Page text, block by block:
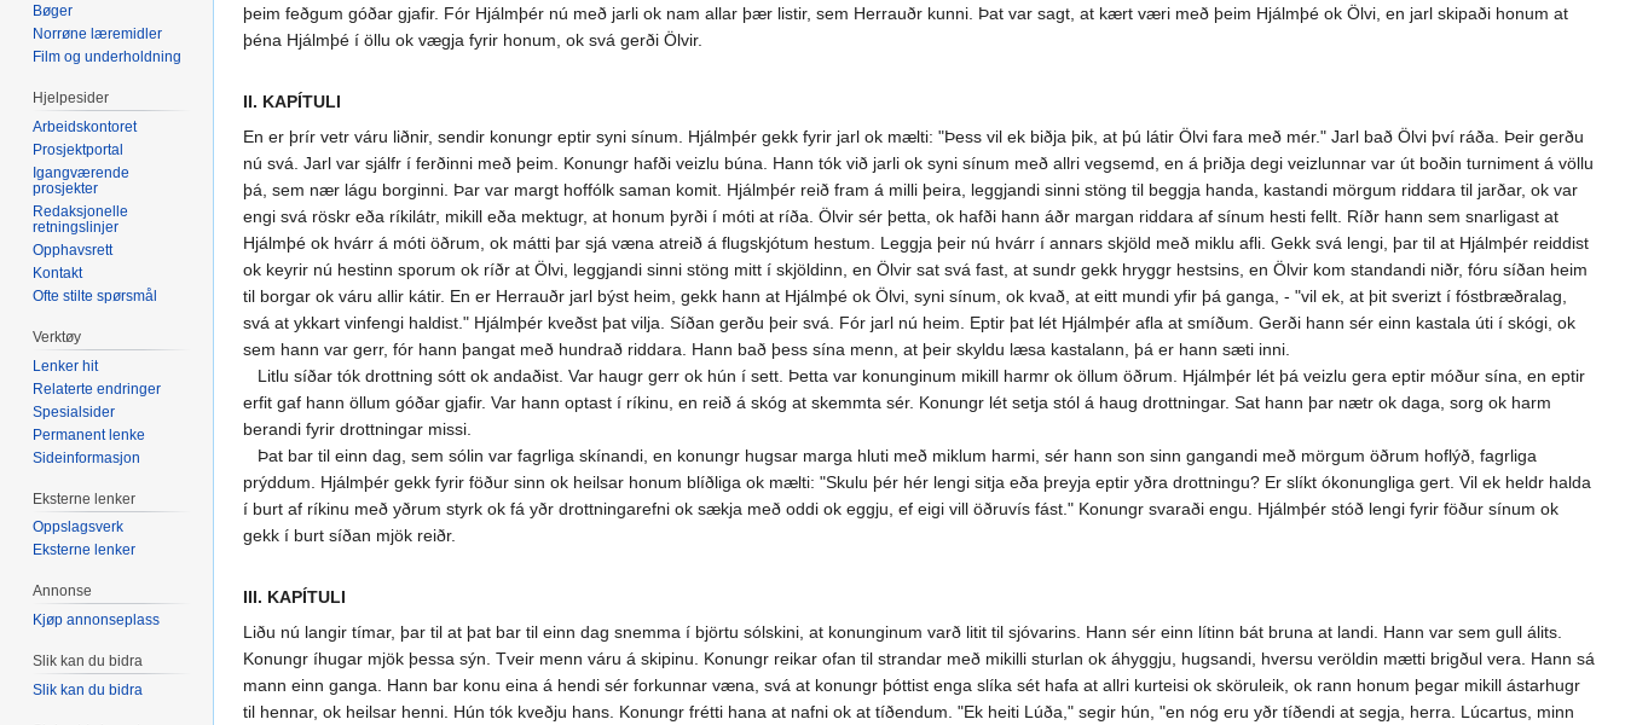
þeim feðgum góðar gjafir. Fór Hjálmþér nú með jarli ok nam allar þær listir, sem Herrauðr kunni. Þat var sagt, at kært væri með þeim Hjálmþé ok Ölvi, en jarl skipaði honum at
þéna Hjálmþé í öllu ok vægja fyrir honum, ok svá gerði Ölvir.
II. KAPÍTULI
En er þrír vetr váru liðnir, sendir konungr eptir syni sínum. Hjálmþér gekk fyrir jarl ok mælti: "Þess vil ek biðja þik, at þú látir Ölvi fara með mér." Jarl bað Ölvi því ráða. Þeir gerðu
nú svá. Jarl var sjálfr í ferðinni með þeim. Konungr hafði veizlu búna. Hann tók við jarli ok syni sínum með allri vegsemd, en á þriðja degi veizlunnar var út boðin turniment á völlu
þá, sem nær lágu borginni. Þar var margt hoffólk saman komit. Hjálmþér reið fram á milli þeira, leggjandi sinni stöng til beggja handa, kastandi mörgum riddara til jarðar, ok var
engi svá röskr eða ríkilátr, mikill eða mektugr, at honum þyrði í móti at ríða. Ölvir sér þetta, ok hafði hann áðr margan riddara af sínum hesti fellt. Ríðr hann sem snarligast at
Hjálmþé ok hvárr á móti öðrum, ok mátti þar sjá væna atreið á flugskjótum hestum. Leggja þeir nú hvárr í annars skjöld með miklu afli. Gekk svá lengi, þar til at Hjálmþér reiddist
ok keyrir nú hestinn sporum ok ríðr at Ölvi, leggjandi sinni stöng mitt í skjöldinn, en Ölvir sat svá fast, at sundr gekk hryggr hestsins, en Ölvir kom standandi niðr, fóru síðan heim
til borgar ok váru allir kátir. En er Herrauðr jarl býst heim, gekk hann at Hjálmþé ok Ölvi, syni sínum, ok kvað, at eitt mundi yfir þá ganga, - "vil ek, at þit sverizt í fóstbræðralag,
svá at ykkart vinfengi haldist." Hjálmþér kveðst þat vilja. Síðan gerðu þeir svá. Fór jarl nú heim. Eptir þat lét Hjálmþér afla at smíðum. Gerði hann sér einn kastala úti í skógi, ok
sem hann var gerr, fór hann þangat með hundrað riddara. Hann bað þess sína menn, at þeir skyldu læsa kastalann, þá er hann sæti inni.
Litlu síðar tók drottning sótt ok andaðist. Var haugr gerr ok hún í sett. Þetta var konunginum mikill harmr ok öllum öðrum. Hjálmþér lét þá veizlu gera eptir móður sína, en eptir
erfit gaf hann öllum góðar gjafir. Var hann optast í ríkinu, en reið á skóg at skemmta sér. Konungr lét setja stól á haug drottningar. Sat hann þar nætr ok daga, sorg ok harm
berandi fyrir drottningar missi.
Þat bar til einn dag, sem sólin var fagrliga skínandi, en konungr hugsar marga hluti með miklum harmi, sér hann son sinn gangandi með mörgum öðrum hoflýð, fagrliga
prýddum. Hjálmþér gekk fyrir föður sinn ok heilsar honum blíðliga ok mælti: "Skulu þér hér lengi sitja eða þreyja eptir yðra drottningu? Er slíkt ókonungliga gert. Vil ek heldr halda
í burt af ríkinu með yðrum styrk ok fá yðr drottningarefni ok sækja með oddi ok eggju, ef eigi vill öðruvís fást." Konungr svaraði engu. Hjálmþér stóð lengi fyrir föður sínum ok
gekk í burt síðan mjök reiðr.
III. KAPÍTULI
Liðu nú langir tímar, þar til at þat bar til einn dag snemma í björtu sólskini, at konunginum varð litit til sjóvarins. Hann sér einn lítinn bát bruna at landi. Hann var sem gull álits.
Konungr íhugar mjök þessa sýn. Tveir menn váru á skipinu. Konungr reikar ofan til strandar með mikilli sturlan ok áhyggju, hugsandi, hversu veröldin mætti brigðul vera. Hann sá
mann einn ganga. Hann bar konu eina á hendi sér forkunnar væna, svá at konungr þóttist enga slíka sét hafa at allri kurteisi ok sköruleik, ok rann honum þegar mikill ástarhugr
til hennar, ok heilsar henni. Hún tók kveðju hans. Konungr frétti hana at nafni ok at tíðendum. "Ek heiti Lúða," segir hún, "en nóg eru yðr tíðendi at segja, herra. Lúcartus, minn
Bøger
Norrøne læremidler
Film og underholdning
Hjelpesider
Arbeidskontoret
Prosjektportal
Igangværende
prosjekter
Redaksjonelle
retningslinjer
Opphavsrett
Kontakt
Ofte stilte spørsmål
Verktøy
Lenker hit
Relaterte endringer
Spesialsider
Permanent lenke
Sideinformasjon
Eksterne lenker
Oppslagsverk
Eksterne lenker
Annonse
Kjøp annonseplass
Slik kan du bidra
Slik kan du bidra